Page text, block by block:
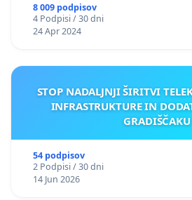
8 009 podpisov
4 Podpisi / 30 dni
24 Apr 2024
STOP NADALJNJI ŠIRITVI
INFRASTRUKTURE IN
GRADIŠČAKU
54 podpisov
2 Podpisi / 30 dni
14 Jun 2026